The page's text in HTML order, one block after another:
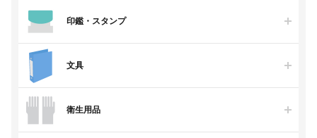
印鑑・スタンプ
文具
衛生用品